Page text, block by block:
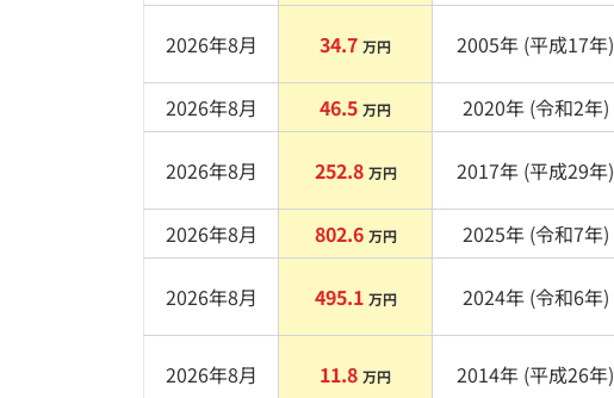
2026年8月 34.7 万円 2005年 (平成17年)
2026年8月 46.5 万円 2020年 (令和2年)
2026年8月 252.8 万円 2017年 (平成29年)
2026年8月 802.6 万円 2025年 (令和7年)
2026年8月 495.1 万円 2024年 (令和6年)
2026年8月 11.8 万円 2014年 (平成26年)